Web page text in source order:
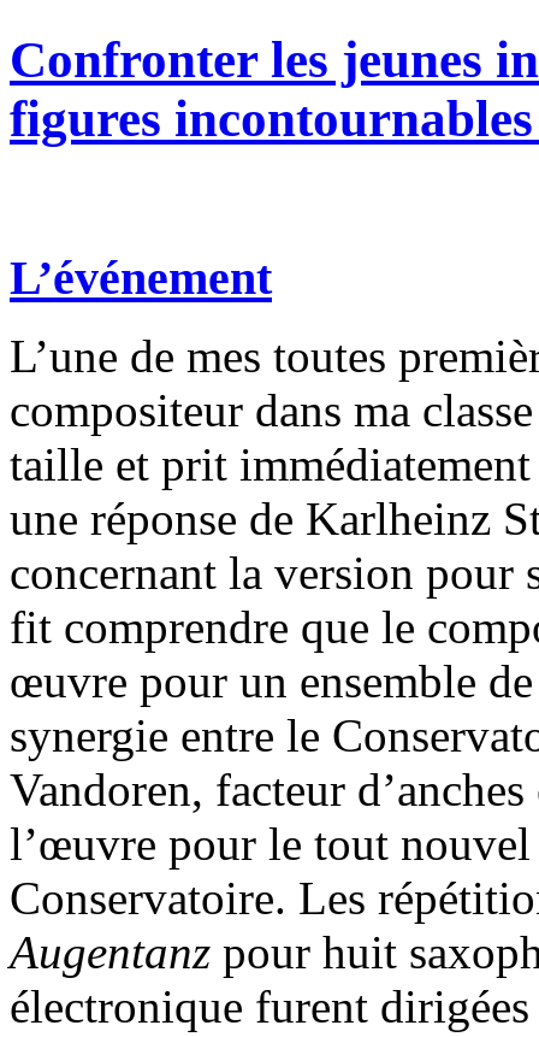
Confronter les jeunes
figures
L’événement
L’une de mes toutes
compositeur dans ma
taille et prit
une réponse de Karlheinz
concernant la version pour
fit comprendre que le
œuvre pour un ensemble
synergie entre le
Vandoren, facteur
l’œuvre pour le tout nouvel
Conservatoire. Les
Augentanz pour huit
électronique furent